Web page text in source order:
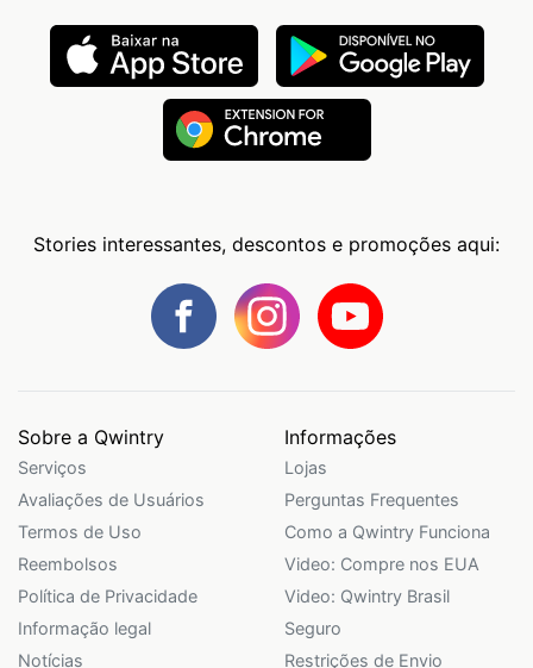
Stories interessantes, descontos e promoções aqui:
Sobre a Qwintry
Serviços
Avaliações de Usuários
Termos de Uso
Reembolsos
Política de Privacidade
Informação legal
Notícias
Informações
Lojas
Perguntas Frequentes
Como a Qwintry Funciona
Video: Compre nos EUA
Video: Qwintry Brasil
Seguro
Restrições de Envio